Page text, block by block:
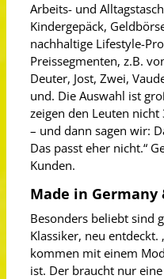
Arbeits- und
Kindergepäck,
nachhaltige Lifestyle-
Preissegmenten, z.B.
Deuter, Jost, Zwei,
und. Die Auswahl ist
zeigen den Leuten
– und dann sagen wir:
Das passt eher nicht.“
Kunden.
Made in
Besonders beliebt sind
Klassiker, neu entdeckt.
kommen mit einem
ist. Der braucht nur